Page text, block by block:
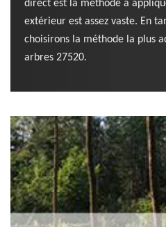
direct est la méthode à
extérieur est assez vaste. En
choisirons la méthode la plus
arbres 27520.